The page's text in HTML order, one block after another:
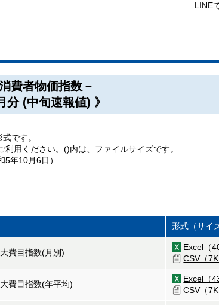
LINE
費者物価指数－
分 (中旬速報値) 》
式です。
用ください。()内は、ファイルサイズです。
年10月6日）
形式（サイ
費目指数(月別)
Excel（
CSV（
費目指数(年平均)
Excel（
CSV（